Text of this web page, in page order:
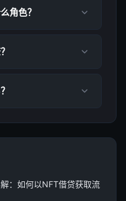
角色？
：如何以NFT借贷获取流